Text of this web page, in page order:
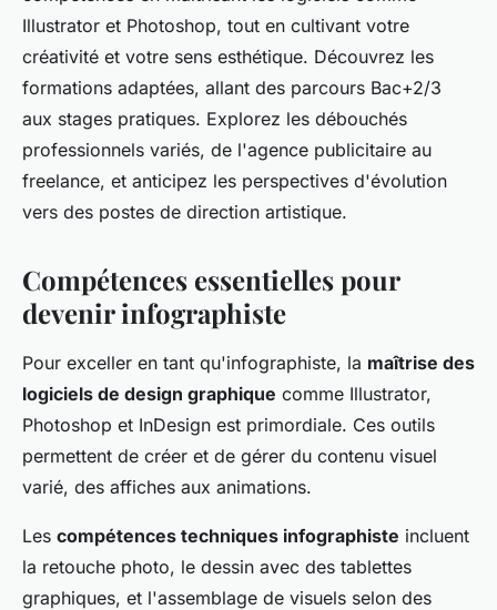
Illustrator et Photoshop, tout en cultivant votre
créativité et votre sens esthétique. Découvrez les
formations adaptées, allant des parcours Bac+2/3
aux stages pratiques. Explorez les débouchés
professionnels variés, de l'agence publicitaire au
freelance, et anticipez les perspectives d'évolution
vers des postes de direction artistique.
Compétences essentielles pour
devenir infographiste
Pour exceller en tant qu'infographiste, la maîtrise des
logiciels de design graphique comme Illustrator,
Photoshop et InDesign est primordiale. Ces outils
permettent de créer et de gérer du contenu visuel
varié, des affiches aux animations.
Les compétences techniques infographiste incluent
la retouche photo, le dessin avec des tablettes
graphiques, et l'assemblage de visuels selon des